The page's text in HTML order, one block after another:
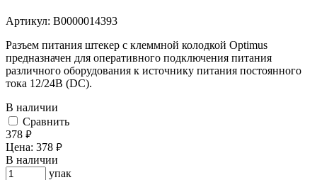
Артикул: В0000014393
Разъем питания штекер с клеммной колодкой Optimus
предназначен для оперативного подключения питания
различного оборудования к источнику питания постоянного
тока 12/24В (DC).
В наличии
Cравнить
378 руб.
Цена: 378 руб.
В наличии
упак